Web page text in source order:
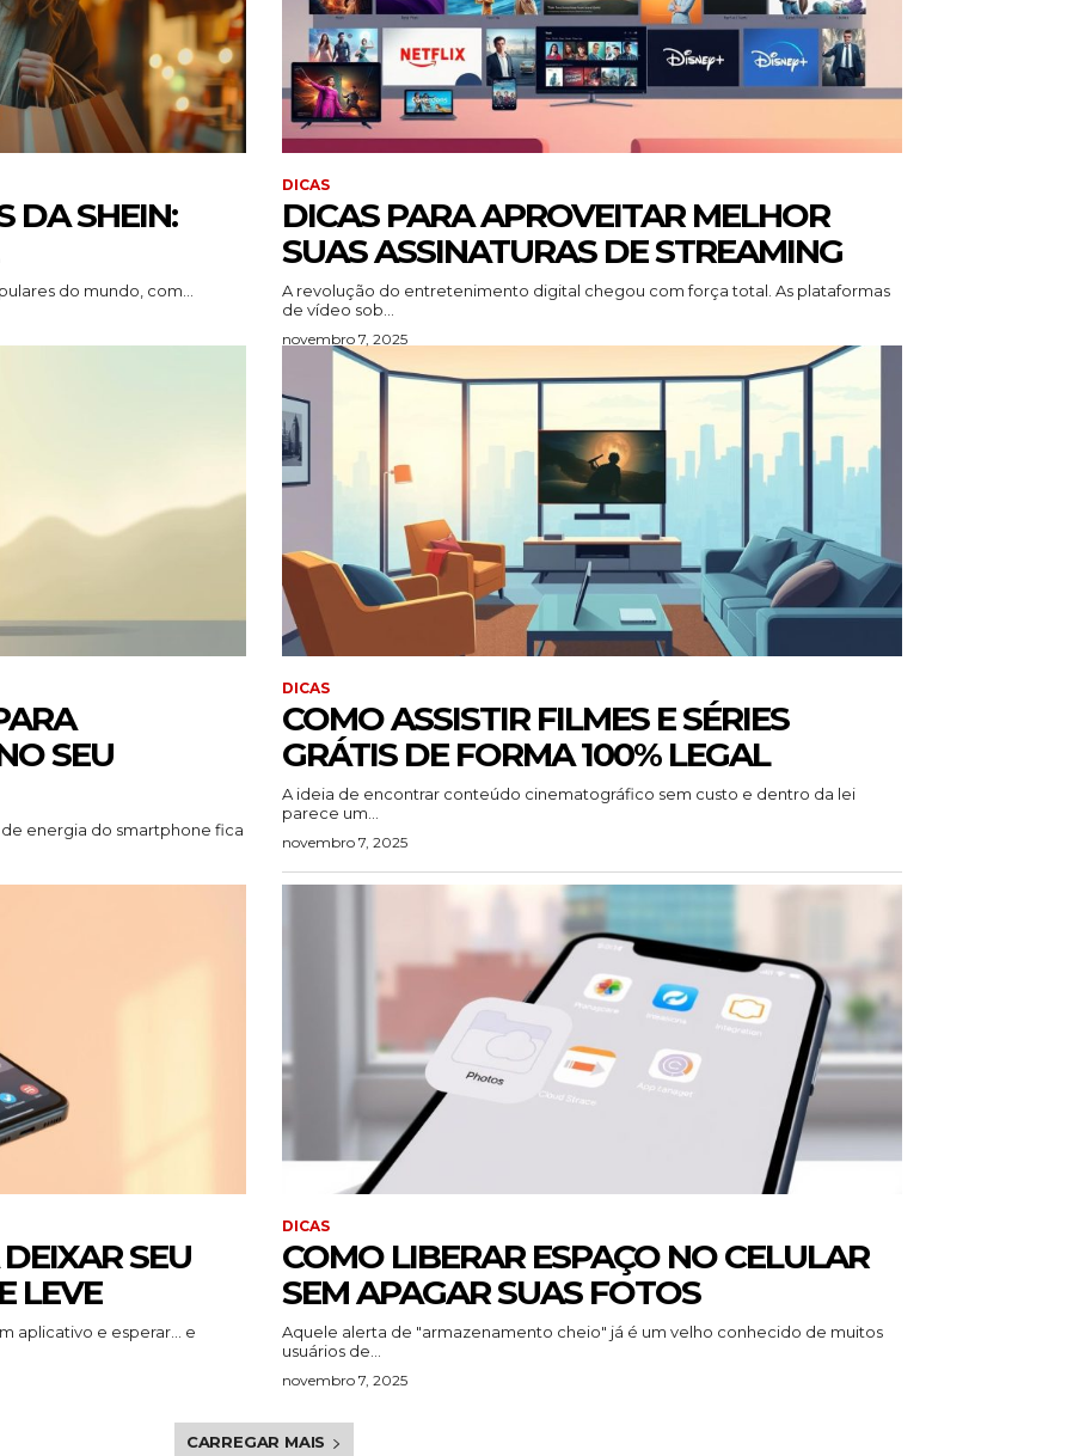
DA SHEIN:
do mundo, com...
DICAS
DICAS PARA APROVEITAR MELHOR
SUAS ASSINATURAS DE STREAMING
A revolução do entretenimento digital chegou com força total. As plataformas
de vídeo sob...
novembro 7, 2025
SEU
energia do smartphone fica
DICAS
COMO ASSISTIR FILMES E SÉRIES
GRÁTIS DE FORMA 100% LEGAL
A ideia de encontrar conteúdo cinematográfico sem custo e dentro da lei
parece um...
novembro 7, 2025
SEU
LEVE
aplicativo e esperar... e
DICAS
COMO LIBERAR ESPAÇO NO CELULAR
SEM APAGAR SUAS FOTOS
Aquele alerta de "armazenamento cheio" já é um velho conhecido de muitos
usuários de...
novembro 7, 2025
CARREGAR MAIS